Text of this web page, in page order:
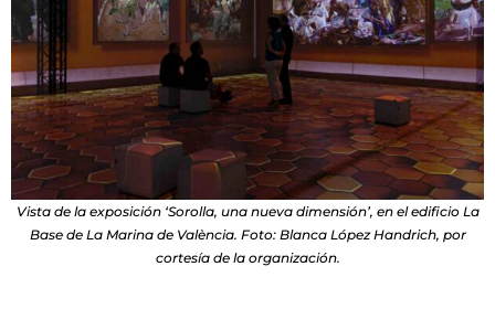
Vista de la exposición ‘Sorolla, una nueva dimensión’, en el edificio La
Base de La Marina de València. Foto: Blanca López Handrich, por
cortesía de la organización.